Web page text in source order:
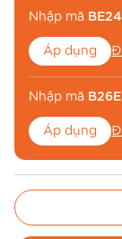
Nhập mã
Áp dụng
Nhập mã
Áp dụng
Nhập mã